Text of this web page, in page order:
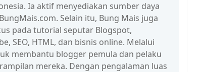
Ia aktif menyediakan sumber daya
Selain itu, Bung Mais juga
pada tutorial seputar Blogspot,
SEO, HTML, dan bisnis online. Melalui
membantu blogger pemula dan pelaku
mereka. Dengan pengalaman luas